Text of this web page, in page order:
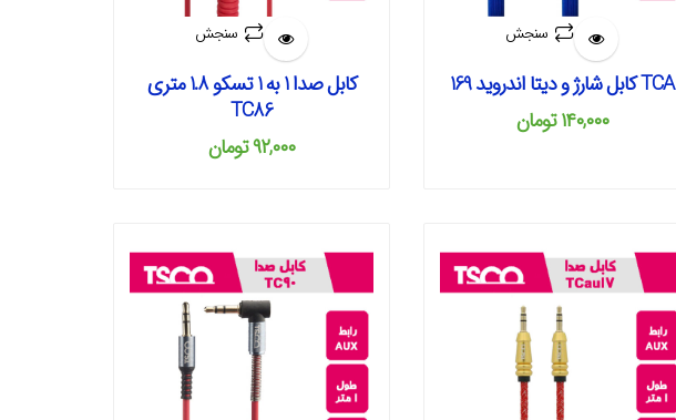
سنجش
TCA کابل شارژ و دیتا اندروید 169
۱۴۰,۰۰۰تومان
سنجش
کابل صدا 1 به 1 تسکو 1.8 متری
TC86
۹۲,۰۰۰تومان